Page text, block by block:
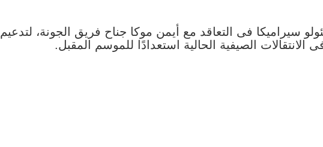
سيراميكا فى التعاقد مع أيمن موكا جناح فريق الجونة، لتدعيم
الانتقالات الصيفية الحالية استعدادًا للموسم المقبل.